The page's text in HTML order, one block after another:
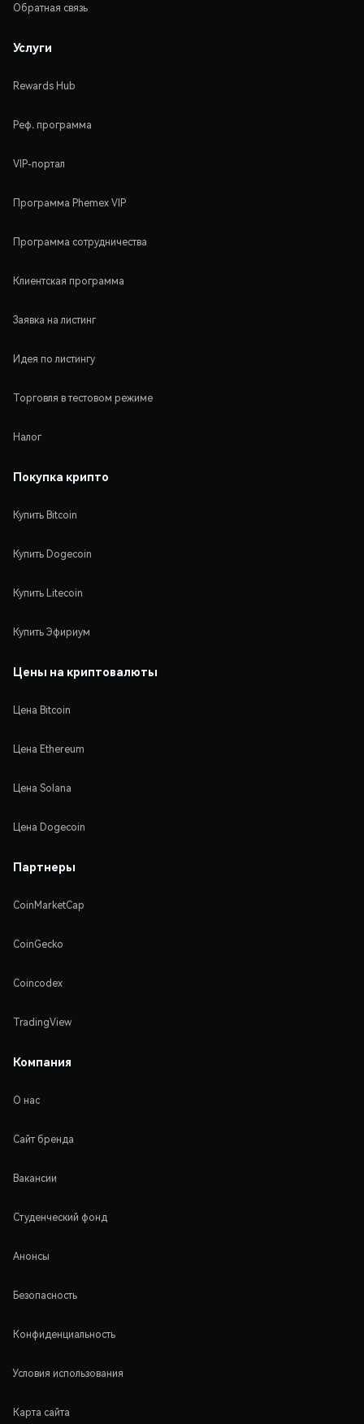
Обратная связь
Услуги
Rewards Hub
Реф. программа
VIP-портал
Программа Phemex VIP
Программа сотрудничества
Клиентская программа
Заявка на листинг
Идея по листингу
Торговля в тестовом режиме
Налог
Покупка крипто
Купить Bitcoin
Купить Dogecoin
Купить Litecoin
Купить Эфириум
Цены на криптовалюты
Цена Bitcoin
Цена Ethereum
Цена Solana
Цена Dogecoin
Партнеры
CoinMarketCap
CoinGecko
Coincodex
TradingView
Компания
О нас
Сайт бренда
Вакансии
Студенческий фонд
Анонсы
Безопасность
Конфиденциальность
Условия использования
Карта сайта